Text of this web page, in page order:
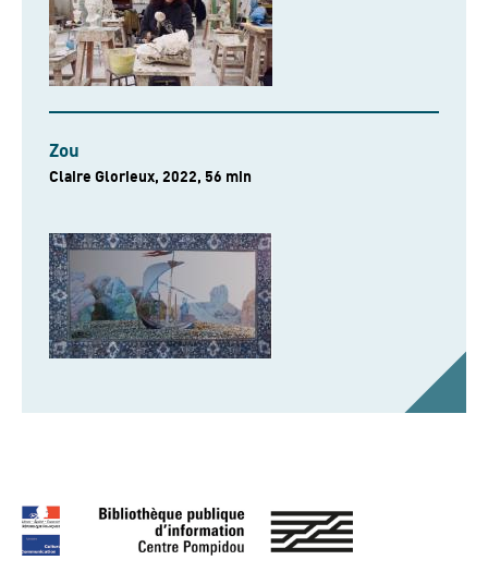
Zou
Claire Glorieux, 2022, 56 min